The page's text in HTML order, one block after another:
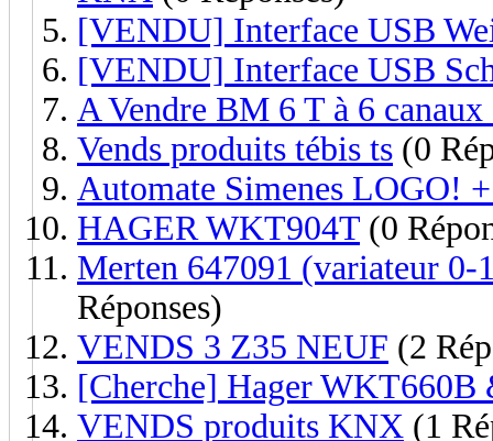
[VENDU] Interface USB
[VENDU] Interface USB
A Vendre BM 6 T à 6 canaux
Vends produits tébis ts (0
Automate Simenes LOGO!
HAGER WKT904T (0
Merten 647091 (variateur
Réponses)
VENDS 3 Z35 NEUF (2
[Cherche] Hager
VENDS produits KNX (1